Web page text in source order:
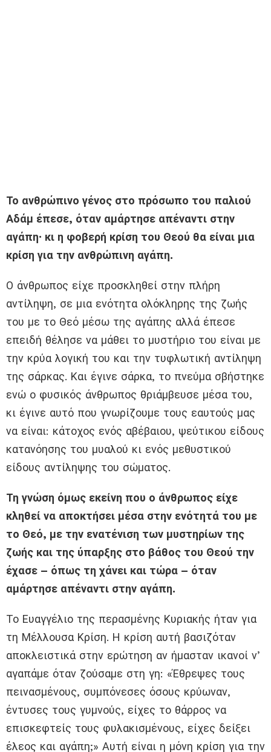
Το ανθρώπινο γένος στο πρόσωπο του παλιού
Αδάμ έπεσε, όταν αμάρτησε απέναντι στην
αγάπη· κι η φοβερή κρίση του Θεού θα είναι μια
κρίση για την ανθρώπινη αγάπη.
Ο άνθρωπος είχε προσκληθεί στην πλήρη
αντίληψη, σε μια ενότητα ολόκληρης της ζωής
του με το Θεό μέσω της αγάπης αλλά έπεσε
επειδή θέλησε να μάθει το μυστήριο του είναι με
την κρύα λογική του και την τυφλωτική αντίληψη
της σάρκας. Και έγινε σάρκα, το πνεύμα σβήστηκε
ενώ ο φυσικός άνθρωπος θριάμβευσε μέσα του,
κι έγινε αυτό που γνωρίζουμε τους εαυτούς μας
να είναι: κάτοχος ενός αβέβαιου, ψεύτικου είδους
κατανόησης του μυαλού κι ενός μεθυστικού
είδους αντίληψης του σώματος.
Τη γνώση όμως εκείνη που ο άνθρωπος είχε
κληθεί να αποκτήσει μέσα στην ενότητά του με
το Θεό, με την ενατένιση των μυστηρίων της
ζωής και της ύπαρξης στο βάθος του Θεού την
έχασε – όπως τη χάνει και τώρα – όταν
αμάρτησε απέναντι στην αγάπη.
Το Ευαγγέλιο της περασμένης Κυριακής ήταν για
τη Μέλλουσα Κρίση. Η κρίση αυτή βασιζόταν
αποκλειστικά στην ερώτηση αν ήμασταν ικανοί ν’
αγαπάμε όταν ζούσαμε στη γη: «Έθρεψες τους
πεινασμένους, συμπόνεσες όσους κρύωναν,
έντυσες τους γυμνούς, είχες το θάρρος να
επισκεφτείς τους φυλακισμένους, είχες δείξει
έλεος και αγάπη;» Αυτή είναι η μόνη κρίση για την